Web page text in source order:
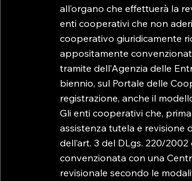
all’organo che effettuerà la
enti cooperativi che non
cooperativo giuridicamente
appositamente
tramite dell’Agenzia delle
biennio, sul Portale delle
registrazione, anche il
Gli enti cooperativi che,
assistenza tutela e revisione
dell’art. 3 del DLgs. 220/
convenzionata con una
revisionale secondo le